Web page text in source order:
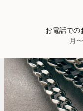
お電話での
月